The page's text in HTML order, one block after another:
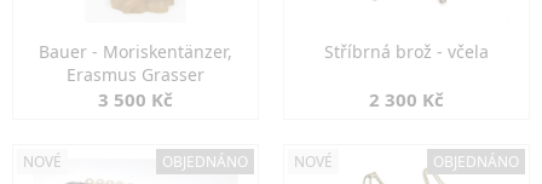
Bauer - Moriskentänzer,
Erasmus Grasser
3 500 Kč
Stříbrná brož - včela
2 300 Kč
NOVÉ OBJEDNÁNO NOVÉ OBJEDNÁNO